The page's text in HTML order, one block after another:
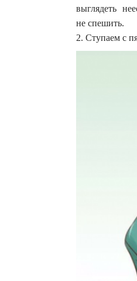
выглядеть
не спешить.
2. Ступаем с